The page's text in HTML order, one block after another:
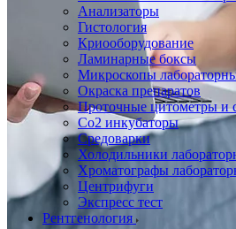
Анализаторы
Гистология
Криооборудование
Ламинарные боксы
Микроскопы
Окраска препаратов
Проточные цитометры и
Со2 инкубаторы
Средоварки
Холодильники
Хроматографы
Центрифуги
Экспресс тест
Рентгенология